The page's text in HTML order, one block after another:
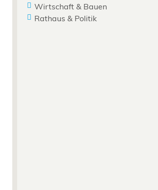
Wirtschaft & Bauen
Rathaus & Politik